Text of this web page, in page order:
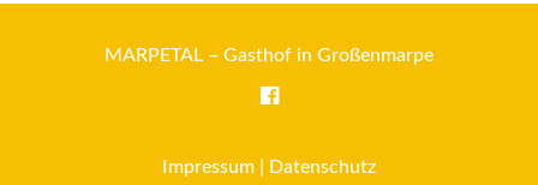
MARPETAL – Gasthof in Großenmarpe
Impressum Datenschutz